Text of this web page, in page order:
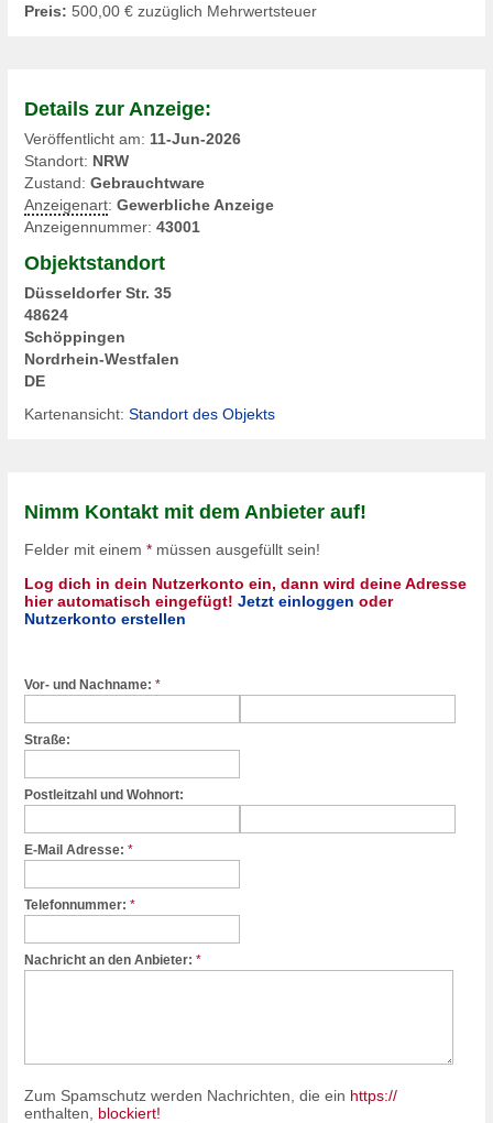
Preis: 500,00 € zuzüglich Mehrwertsteuer
Details zur Anzeige:
Veröffentlicht am: 11-Jun-2026
Standort: NRW
Zustand: Gebrauchtware
Anzeigenart: Gewerbliche Anzeige
Anzeigennummer: 43001
Objektstandort
Düsseldorfer Str. 35
48624
Schöppingen
Nordrhein-Westfalen
DE
Kartenansicht: Standort des Objekts
Nimm Kontakt mit dem Anbieter auf!
Felder mit einem * müssen ausgefüllt sein!
Log dich in dein Nutzerkonto ein, dann wird deine Adresse
hier automatisch eingefügt! Jetzt einloggen oder
Nutzerkonto erstellen
Vor- und Nachname: *
Straße:
Postleitzahl und Wohnort:
E-Mail Adresse: *
Telefonnummer: *
Nachricht an den Anbieter: *
Zum Spamschutz werden Nachrichten, die ein https://
enthalten, blockiert!